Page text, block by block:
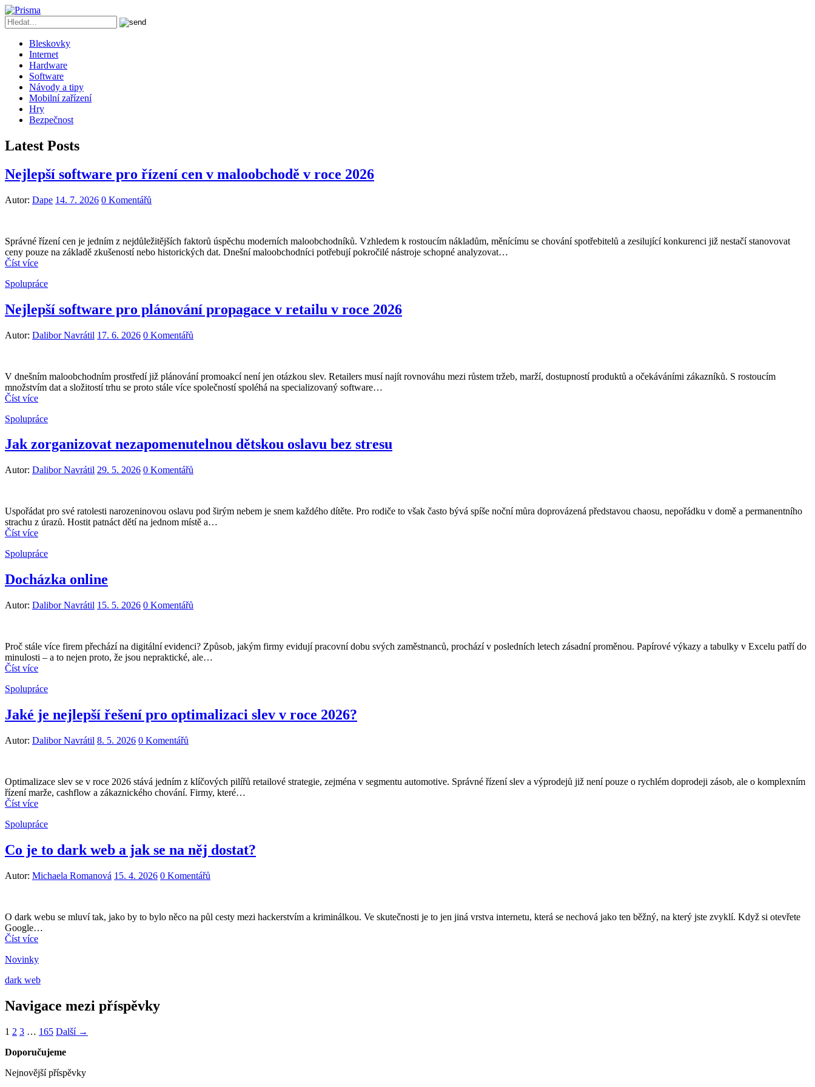
Bleskovky
Internet
Hardware
Software
Návody a tipy
Mobilní zařízení
Hry
Bezpečnost
Latest Posts
Nejlepší software pro řízení cen v maloobchodě v roce 2026
Autor: Dape 14. 7. 2026 0 Komentářů
Správné řízení cen je jedním z nejdůležitějších faktorů úspěchu moderních maloobchodníků. Vzhledem k rostoucím nákladům, měnícímu se chování spotřebitelů a zesilující konkurenci již nestačí stanovovat
ceny pouze na základě zkušeností nebo historických dat. Dnešní maloobchodníci potřebují pokročilé nástroje schopné analyzovat…
Číst více
Spolupráce
Nejlepší software pro plánování propagace v retailu v roce 2026
Autor: Dalibor Navrátil 17. 6. 2026 0 Komentářů
V dnešním maloobchodním prostředí již plánování promoakcí není jen otázkou slev. Retailers musí najít rovnováhu mezi růstem tržeb, marží, dostupností produktů a očekáváními zákazníků. S rostoucím
množstvím dat a složitostí trhu se proto stále více společností spoléhá na specializovaný software…
Číst více
Spolupráce
Jak zorganizovat nezapomenutelnou dětskou oslavu bez stresu
Autor: Dalibor Navrátil 29. 5. 2026 0 Komentářů
Uspořádat pro své ratolesti narozeninovou oslavu pod širým nebem je snem každého dítěte. Pro rodiče to však často bývá spíše noční můra doprovázená představou chaosu, nepořádku v domě a permanentního
strachu z úrazů. Hostit patnáct dětí na jednom místě a…
Číst více
Spolupráce
Docházka online
Autor: Dalibor Navrátil 15. 5. 2026 0 Komentářů
Proč stále více firem přechází na digitální evidenci? Způsob, jakým firmy evidují pracovní dobu svých zaměstnanců, prochází v posledních letech zásadní proměnou. Papírové výkazy a tabulky v Excelu patří do
minulosti – a to nejen proto, že jsou nepraktické, ale…
Číst více
Spolupráce
Jaké je nejlepší řešení pro optimalizaci slev v roce 2026?
Autor: Dalibor Navrátil 8. 5. 2026 0 Komentářů
Optimalizace slev se v roce 2026 stává jedním z klíčových pilířů retailové strategie, zejména v segmentu automotive. Správné řízení slev a výprodejů již není pouze o rychlém doprodeji zásob, ale o komplexním
řízení marže, cashflow a zákaznického chování. Firmy, které…
Číst více
Spolupráce
Co je to dark web a jak se na něj dostat?
Autor: Michaela Romanová 15. 4. 2026 0 Komentářů
O dark webu se mluví tak, jako by to bylo něco na půl cesty mezi hackerstvím a kriminálkou. Ve skutečnosti je to jen jiná vrstva internetu, která se nechová jako ten běžný, na který jste zvyklí. Když si otevřete
Google…
Číst více
Novinky
dark web
Navigace mezi příspěvky
1 2 3 … 165 Další →
Doporučujeme
Nejnovější příspěvky